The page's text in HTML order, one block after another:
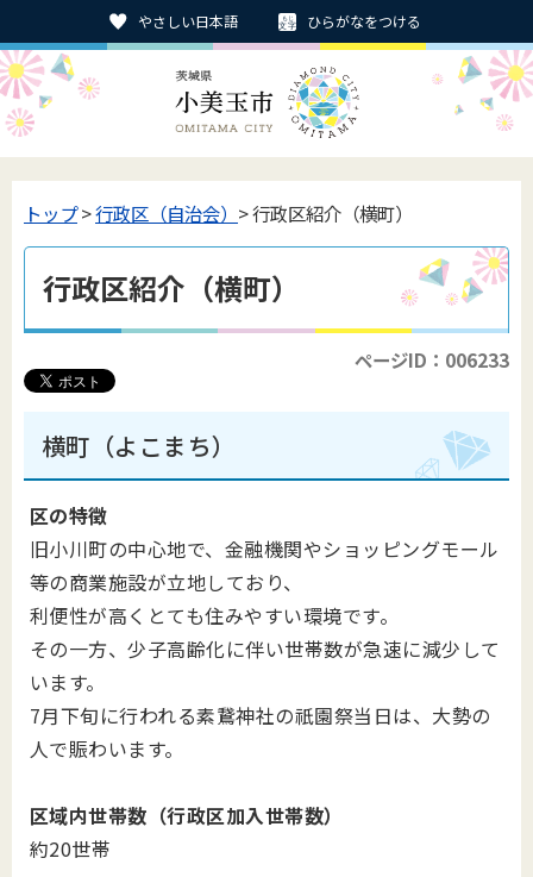
やさしい日本語 ひらがなをつける
トップ>行政区（自治会） > 行政区紹介（横町）
行政区紹介（横町）
ページID：006233
横町（よこまち）
区の特徴
旧小川町の中心地で、金融機関やショッピングモール
等の商業施設が立地しており、
利便性が高くとても住みやすい環境です。
その一方、少子高齢化に伴い世帯数が急速に減少して
います。
7月下旬に行われる素鵞神社の祇園祭当日は、大勢の
人で賑わいます。
区域内世帯数（行政区加入世帯数）
約20世帯